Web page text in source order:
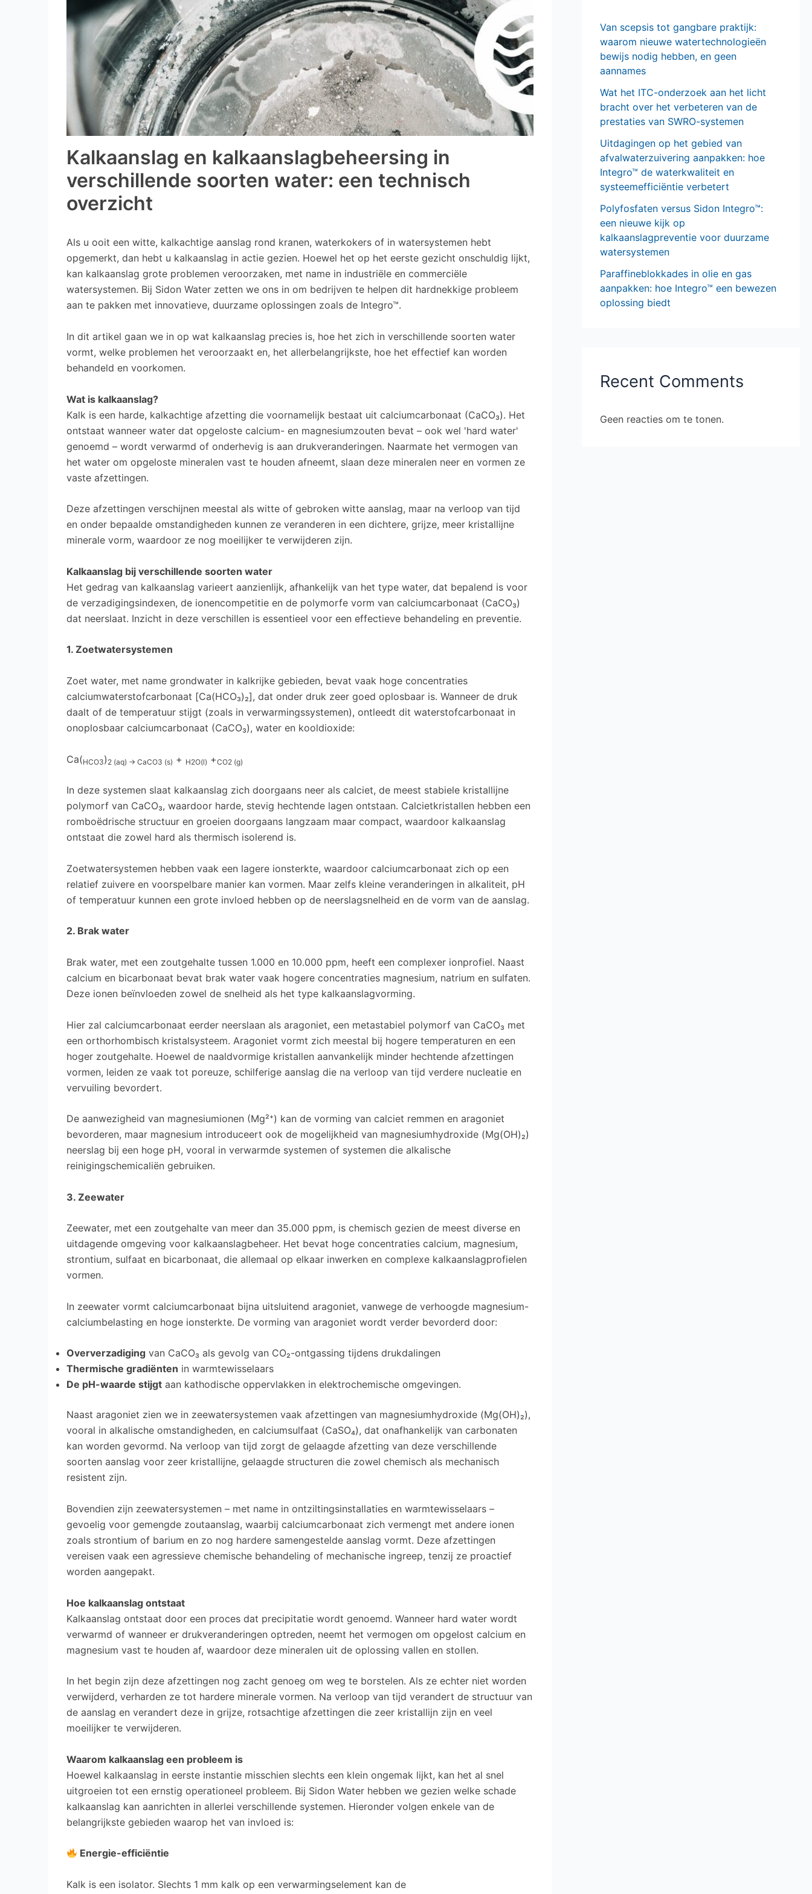
Kalkaanslag en kalkaanslagbeheersing in
verschillende soorten water: een technisch
overzicht
Als u ooit een witte, kalkachtige aanslag rond kranen, waterkokers of in watersystemen hebt
opgemerkt, dan hebt u kalkaanslag in actie gezien. Hoewel het op het eerste gezicht onschuldig lijkt,
kan kalkaanslag grote problemen veroorzaken, met name in industriële en commerciële
watersystemen. Bij Sidon Water zetten we ons in om bedrijven te helpen dit hardnekkige probleem
aan te pakken met innovatieve, duurzame oplossingen zoals de Integro™.
In dit artikel gaan we in op wat kalkaanslag precies is, hoe het zich in verschillende soorten water
vormt, welke problemen het veroorzaakt en, het allerbelangrijkste, hoe het effectief kan worden
behandeld en voorkomen.
Wat is kalkaanslag?
Kalk is een harde, kalkachtige afzetting die voornamelijk bestaat uit calciumcarbonaat (CaCO₃). Het
ontstaat wanneer water dat opgeloste calcium- en magnesiumzouten bevat – ook wel 'hard water'
genoemd – wordt verwarmd of onderhevig is aan drukveranderingen. Naarmate het vermogen van
het water om opgeloste mineralen vast te houden afneemt, slaan deze mineralen neer en vormen ze
vaste afzettingen.
Deze afzettingen verschijnen meestal als witte of gebroken witte aanslag, maar na verloop van tijd
en onder bepaalde omstandigheden kunnen ze veranderen in een dichtere, grijze, meer kristallijne
minerale vorm, waardoor ze nog moeilijker te verwijderen zijn.
Kalkaanslag bij verschillende soorten water
Het gedrag van kalkaanslag varieert aanzienlijk, afhankelijk van het type water, dat bepalend is voor
de verzadigingsindexen, de ionencompetitie en de polymorfe vorm van calciumcarbonaat (CaCO₃)
dat neerslaat. Inzicht in deze verschillen is essentieel voor een effectieve behandeling en preventie.
1. Zoetwatersystemen
Zoet water, met name grondwater in kalkrijke gebieden, bevat vaak hoge concentraties
calciumwaterstofcarbonaat [Ca(HCO₃)₂], dat onder druk zeer goed oplosbaar is. Wanneer de druk
daalt of de temperatuur stijgt (zoals in verwarmingssystemen), ontleedt dit waterstofcarbonaat in
onoplosbaar calciumcarbonaat (CaCO₃), water en kooldioxide:
Ca(HCO3) 2 (aq) → CaCO3 (s) + H2O(l) +CO2 (g)
In deze systemen slaat kalkaanslag zich doorgaans neer als calciet, de meest stabiele kristallijne
polymorf van CaCO₃, waardoor harde, stevig hechtende lagen ontstaan. Calcietkristallen hebben een
romboëdrische structuur en groeien doorgaans langzaam maar compact, waardoor kalkaanslag
ontstaat die zowel hard als thermisch isolerend is.
Zoetwatersystemen hebben vaak een lagere ionsterkte, waardoor calciumcarbonaat zich op een
relatief zuivere en voorspelbare manier kan vormen. Maar zelfs kleine veranderingen in alkaliteit, pH
of temperatuur kunnen een grote invloed hebben op de neerslagsnelheid en de vorm van de aanslag.
2. Brak water
Brak water, met een zoutgehalte tussen 1.000 en 10.000 ppm, heeft een complexer ionprofiel. Naast
calcium en bicarbonaat bevat brak water vaak hogere concentraties magnesium, natrium en sulfaten.
Deze ionen beïnvloeden zowel de snelheid als het type kalkaanslagvorming.
Hier zal calciumcarbonaat eerder neerslaan als aragoniet, een metastabiel polymorf van CaCO₃ met
een orthorhombisch kristalsysteem. Aragoniet vormt zich meestal bij hogere temperaturen en een
hoger zoutgehalte. Hoewel de naaldvormige kristallen aanvankelijk minder hechtende afzettingen
vormen, leiden ze vaak tot poreuze, schilferige aanslag die na verloop van tijd verdere nucleatie en
vervuiling bevordert.
De aanwezigheid van magnesiumionen (Mg²⁺) kan de vorming van calciet remmen en aragoniet
bevorderen, maar magnesium introduceert ook de mogelijkheid van magnesiumhydroxide (Mg(OH)₂)
neerslag bij een hoge pH, vooral in verwarmde systemen of systemen die alkalische
reinigingschemicaliën gebruiken.
3. Zeewater
Zeewater, met een zoutgehalte van meer dan 35.000 ppm, is chemisch gezien de meest diverse en
uitdagende omgeving voor kalkaanslagbeheer. Het bevat hoge concentraties calcium, magnesium,
strontium, sulfaat en bicarbonaat, die allemaal op elkaar inwerken en complexe kalkaanslagprofielen
vormen.
In zeewater vormt calciumcarbonaat bijna uitsluitend aragoniet, vanwege de verhoogde magnesium-
calciumbelasting en hoge ionsterkte. De vorming van aragoniet wordt verder bevorderd door:
Oververzadiging van CaCO₃ als gevolg van CO₂-ontgassing tijdens drukdalingen
Thermische gradiënten in warmtewisselaars
De pH-waarde stijgt aan kathodische oppervlakken in elektrochemische omgevingen.
Naast aragoniet zien we in zeewatersystemen vaak afzettingen van magnesiumhydroxide (Mg(OH)₂),
vooral in alkalische omstandigheden, en calciumsulfaat (CaSO₄), dat onafhankelijk van carbonaten
kan worden gevormd. Na verloop van tijd zorgt de gelaagde afzetting van deze verschillende
soorten aanslag voor zeer kristallijne, gelaagde structuren die zowel chemisch als mechanisch
resistent zijn.
Bovendien zijn zeewatersystemen – met name in ontziltingsinstallaties en warmtewisselaars –
gevoelig voor gemengde zoutaanslag, waarbij calciumcarbonaat zich vermengt met andere ionen
zoals strontium of barium en zo nog hardere samengestelde aanslag vormt. Deze afzettingen
vereisen vaak een agressieve chemische behandeling of mechanische ingreep, tenzij ze proactief
worden aangepakt.
Hoe kalkaanslag ontstaat
Kalkaanslag ontstaat door een proces dat precipitatie wordt genoemd. Wanneer hard water wordt
verwarmd of wanneer er drukveranderingen optreden, neemt het vermogen om opgelost calcium en
magnesium vast te houden af, waardoor deze mineralen uit de oplossing vallen en stollen.
In het begin zijn deze afzettingen nog zacht genoeg om weg te borstelen. Als ze echter niet worden
verwijderd, verharden ze tot hardere minerale vormen. Na verloop van tijd verandert de structuur van
de aanslag en verandert deze in grijze, rotsachtige afzettingen die zeer kristallijn zijn en veel
moeilijker te verwijderen.
Waarom kalkaanslag een probleem is
Hoewel kalkaanslag in eerste instantie misschien slechts een klein ongemak lijkt, kan het al snel
uitgroeien tot een ernstig operationeel probleem. Bij Sidon Water hebben we gezien welke schade
kalkaanslag kan aanrichten in allerlei verschillende systemen. Hieronder volgen enkele van de
belangrijkste gebieden waarop het van invloed is:
Energie-efficiëntie
Kalk is een isolator. Slechts 1 mm kalk op een verwarmingselement kan de
Van scepsis tot gangbare praktijk:
waarom nieuwe watertechnologieën
bewijs nodig hebben, en geen
aannames
Wat het ITC-onderzoek aan het licht
bracht over het verbeteren van de
prestaties van SWRO-systemen
Uitdagingen op het gebied van
afvalwaterzuivering aanpakken: hoe
Integro™ de waterkwaliteit en
systeemefficiëntie verbetert
Polyfosfaten versus Sidon Integro™:
een nieuwe kijk op
kalkaanslagpreventie voor duurzame
watersystemen
Paraffineblokkades in olie en gas
aanpakken: hoe Integro™ een bewezen
oplossing biedt
Recent Comments
Geen reacties om te tonen.